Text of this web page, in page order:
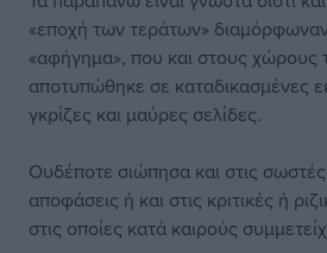
«εποχή των τεράτων»
«αφήγημα», που και στους χώρους
αποτυπώθηκε σε καταδικασμένες
γκρίζες και μαύρες σελίδες.
Ουδέποτε σιώπησα και στις σωστές
αποφάσεις ή και στις κριτικές ή
στις οποίες κατά καιρούς